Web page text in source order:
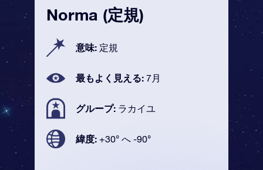
Norma (定規)
意味: 定規
最もよく見える: 7月
グループ: ラカイユ
緯度: +30° へ -90°